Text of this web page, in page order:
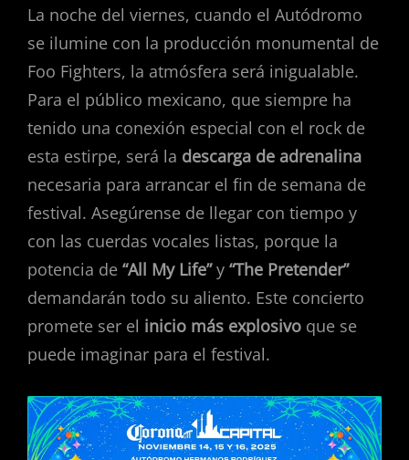
La noche del viernes, cuando el Autódromo
se ilumine con la producción monumental de
Foo Fighters, la atmósfera será inigualable.
Para el público mexicano, que siempre ha
tenido una conexión especial con el rock de
esta estirpe, será la descarga de adrenalina
necesaria para arrancar el fin de semana de
festival. Asegúrense de llegar con tiempo y
con las cuerdas vocales listas, porque la
potencia de “All My Life”y “The Pretender”
demandarán todo su aliento. Este concierto
promete ser el inicio más explosivo que se
puede imaginar para el festival.